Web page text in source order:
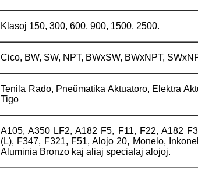
Klasoj 150, 300, 600, 900, 1500, 2500.
Cico, BW, SW, NPT, BWxSW, BWxNPT,
Tenila Rado, Pneŭmatika Aktuatoro, Elektra
Tigo
A105, A350 LF2, A182 F5, F11, F22, A182
(L), F347, F321, F51, Alojo 20, Monelo,
Aluminia Bronzo kaj aliaj specialaj alojoj.